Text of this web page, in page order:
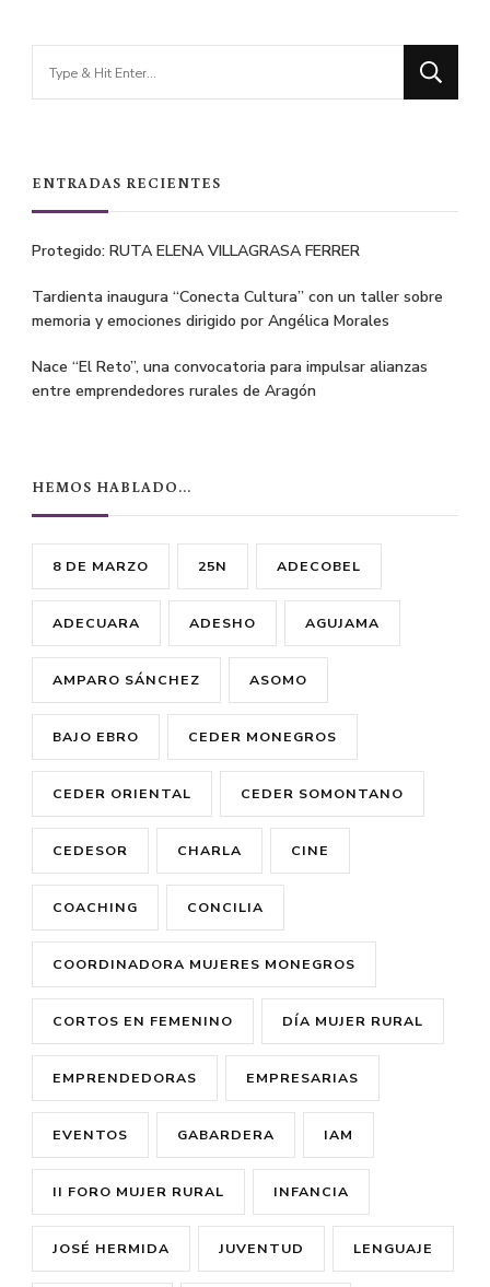
ENTRADAS RECIENTES
Protegido: RUTA ELENA VILLAGRASA FERRER
Tardienta inaugura “Conecta Cultura” con un taller sobre
memoria y emociones dirigido por Angélica Morales
Nace “El Reto”, una convocatoria para impulsar alianzas
entre emprendedores rurales de Aragón
HEMOS HABLADO…
8 DE MARZO 25N ADECOBEL
ADECUARA ADESHO AGUJAMA
AMPARO SÁNCHEZ ASOMO
BAJO EBRO CEDER MONEGROS
CEDER ORIENTAL CEDER SOMONTANO
CEDESOR CHARLA CINE
COACHING CONCILIA
COORDINADORA MUJERES MONEGROS
CORTOS EN FEMENINO DÍA MUJER RURAL
EMPRENDEDORAS EMPRESARIAS
EVENTOS GABARDERA IAM
II FORO MUJER RURAL INFANCIA
JOSÉ HERMIDA JUVENTUD LENGUAJE